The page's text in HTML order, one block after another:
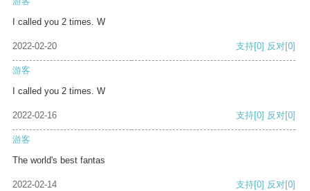
I called you 2 times. W
2022-02-20 支持[0] 反对[0]
游客
I called you 2 times. W
2022-02-16 支持[0] 反对[0]
游客
The world's best fantas
2022-02-14 支持[0] 反对[0]